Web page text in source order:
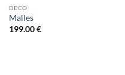
DÉCO
Malles
199.00€